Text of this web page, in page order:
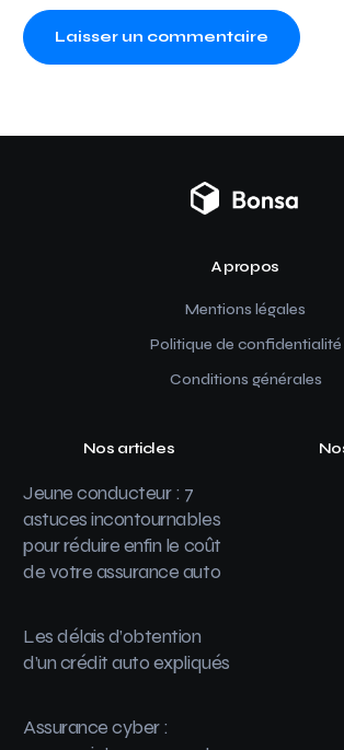
A propos
Mentions légales
Politique de confidentialité
Conditions générales
Nos articles
Jeune conducteur : 7
astuces incontournables
pour réduire enfin le coût
de votre assurance auto
Les délais d’obtention
d’un crédit auto expliqués
Assurance cyber :